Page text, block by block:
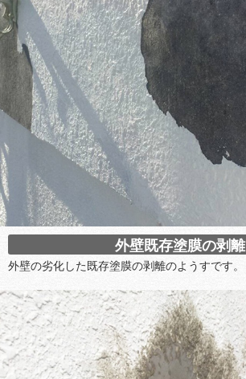
外壁既存塗膜の剥離
外壁の劣化した既存塗膜の剥離のようすです。